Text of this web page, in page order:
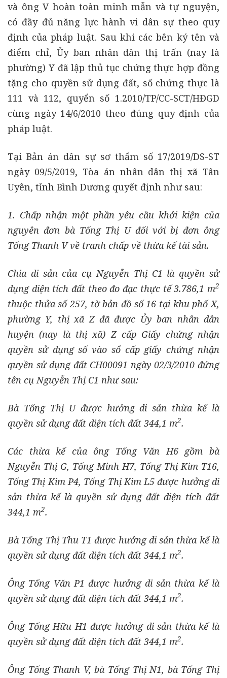
và ông V hoàn toàn minh mẫn và tự nguyện,
có đầy đủ năng lực hành vi dân sự theo quy
định của pháp luật. Sau khi các bên ký tên và
điểm chỉ, Ủy ban nhân dân thị trấn (nay là
phường) Y đã lập thủ tục chứng thực hợp đồng
tặng cho quyền sử dụng đất, số chứng thực là
111 và 112, quyển số 1.2010/TP/CC-SCT/HĐGD
cùng ngày 14/6/2010 theo đúng quy định của
pháp luật.
Tại Bản án dân sự sơ thẩm số 17/2019/DS-ST
ngày 09/5/2019, Tòa án nhân dân thị xã Tân
Uyên, tỉnh Bình Dương quyết định như sau:
1. Chấp nhận một phần yêu cầu khởi kiện của
nguyên đơn bà Tống Thị U đối với bị đơn ông
Tống Thanh V về tranh chấp về thừa kế tài sản.
Chia di sản của cụ Nguyễn Thị C1 là quyền sử
dụng diện tích đất theo đo đạc thực tế 3.786,1 m2
thuộc thửa số 257, tờ bản đồ số 16 tại khu phố X,
phường Y, thị xã Z đã được Ủy ban nhân dân
huyện (nay là thị xã) Z cấp Giấy chứng nhận
quyền sử dụng số vào sổ cấp giấy chứng nhận
quyền sử dụng đất CH00091 ngày 02/3/2010 đứng
tên cụ Nguyễn Thị C1 như sau:
Bà Tống Thị U được hưởng di sản thừa kế là
quyền sử dụng đất diện tích đất 344,1 m2.
Các thừa kế của ông Tống Văn H6 gồm bà
Nguyễn Thị G, Tống Minh H7, Tống Thị Kim T16,
Tống Thị Kim P4, Tống Thị Kim L5 được hưởng di
sản thừa kế là quyền sử dụng đất diện tích đất
344,1 m2.
Bà Tống Thị Thu T1 được hưởng di sản thừa kế là
quyền sử dụng đất diện tích đất 344,1 m2.
Ông Tống Văn P1 được hưởng di sản thừa kế là
quyền sử dụng đất diện tích đất 344,1 m2.
Ông Tống Hữu H1 được hưởng di sản thừa kế là
quyền sử dụng đất diện tích đất 344,1 m2.
Ông Tống Thanh V, bà Tống Thị N1, bà Tống Thị